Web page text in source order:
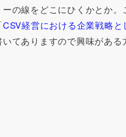
の線をどこにひくかとか。
CSV経営における企業戦略と
いてありますので興味がある